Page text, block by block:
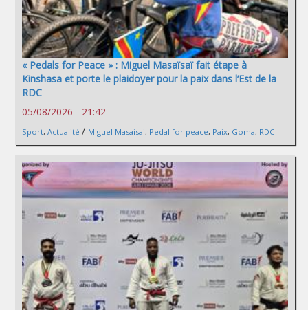
« Pedals for Peace » : Miguel Masaïsaï fait étape à
Kinshasa et porte le plaidoyer pour la paix dans l’Est de la
RDC
05/08/2026 - 21:42
Sport, Actualité / Miguel Masaisai, Pedal for peace, Paix, Goma, RDC